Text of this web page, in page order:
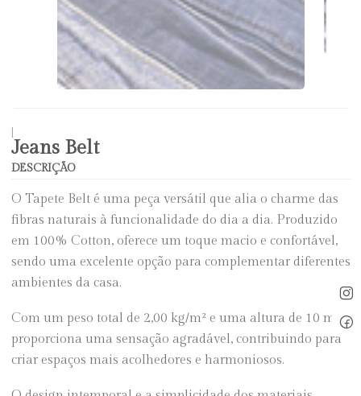
Jeans Belt
DESCRIÇÃO
O Tapete Belt é uma peça versátil que alia o charme das
fibras naturais à funcionalidade do dia a dia. Produzido
em 100% Cotton, oferece um toque macio e confortável,
sendo uma excelente opção para complementar diferentes
ambientes da casa.
Com um peso total de 2,00 kg/m² e uma altura de 10 mm,
proporciona uma sensação agradável, contribuindo para
criar espaços mais acolhedores e harmoniosos.